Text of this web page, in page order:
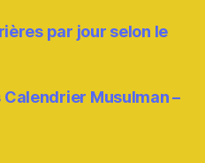
par jour selon le
Musulman –